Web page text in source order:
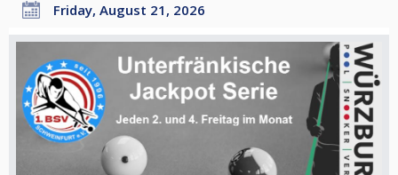
Friday, August 21, 2026